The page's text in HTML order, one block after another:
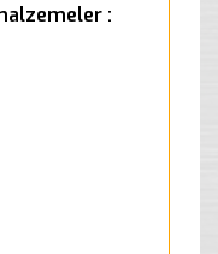
: